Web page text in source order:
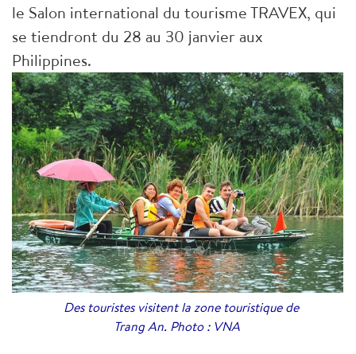
le Salon international du tourisme TRAVEX, qui
se tiendront du 28 au 30 janvier aux
Philippines.
Des touristes visitent la zone touristique de
Trang An. Photo : VNA